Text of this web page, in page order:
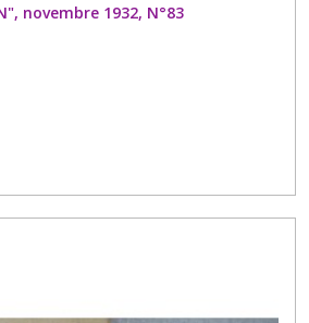
novembre 1932, N°83